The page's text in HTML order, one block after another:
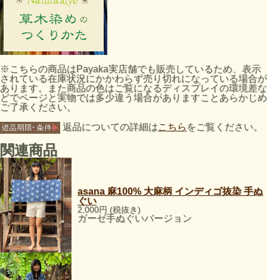
※こちらの商品はPayaka実店舗でも販売しているため、表示
されている在庫状況にかかわらず売り切れになっている場合が
あります。また商品の色はご覧になるディスプレイの環境差な
どでページと実物では多少違う場合がありますことあらかじめ
ご了承ください。
返品についての詳細はこちら をご覧ください。
関連商品
asana 麻100% 大麻柄 インディゴ抜染 手ぬ
ぐい
2,000円 (税抜き)
ガーゼ手ぬぐいバージョン